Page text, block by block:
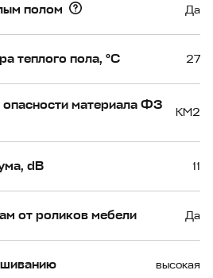
полом Да
теплого пола, °С 27
материала ФЗ
КМ2
dB 11
от роликов мебели Да
высокая